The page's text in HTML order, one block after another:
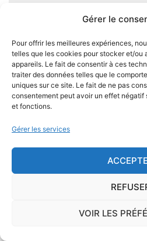
Gérer le
Pour offrir les meilleures expériences,
telles que les cookies pour stocker et/ou
appareils. Le fait de consentir à ces
traiter des données telles que le
uniques sur ce site. Le fait de ne pas
consentement peut avoir un effet
et fonctions.
Gérer les services
VOIR LES
Je demande le
risques pour
La commune de